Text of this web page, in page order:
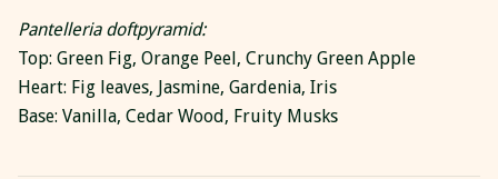
Pantelleria doftpyramid:
Top: Green Fig, Orange Peel, Crunchy Green Apple
Heart: Fig leaves, Jasmine, Gardenia, Iris
Base: Vanilla, Cedar Wood, Fruity Musks